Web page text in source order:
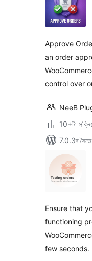
Approve
an order
control over
NeeB
10+টা
7.0.3ৰ সৈতে
Ensure that
functioning
few seconds.